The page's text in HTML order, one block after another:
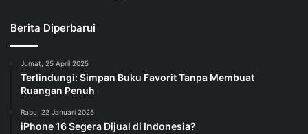
Berita Diperbarui
Jumat, 25 April 2025
Terlindungi: Simpan Buku Favorit Tanpa Membuat
Ruangan Penuh
Rabu, 22 Januari 2025
iPhone 16 Segera Dijual di Indonesia?